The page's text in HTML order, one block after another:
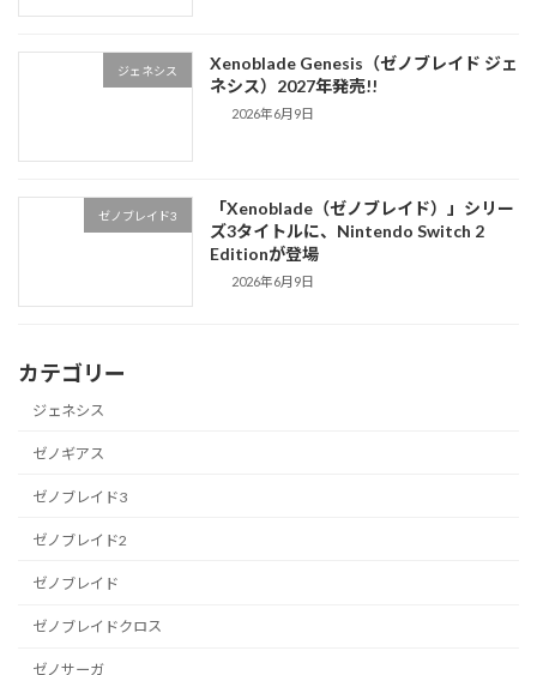
ジェネシス
Xenoblade Genesis（ゼノブレイド ジェ
ネシス）2027年発売!!
2026年6月9日
ゼノブレイド3
「Xenoblade（ゼノブレイド）」シリー
ズ3タイトルに、Nintendo Switch 2
Editionが登場
2026年6月9日
カテゴリー
ジェネシス
ゼノギアス
ゼノブレイド3
ゼノブレイド2
ゼノブレイド
ゼノブレイドクロス
ゼノサーガ